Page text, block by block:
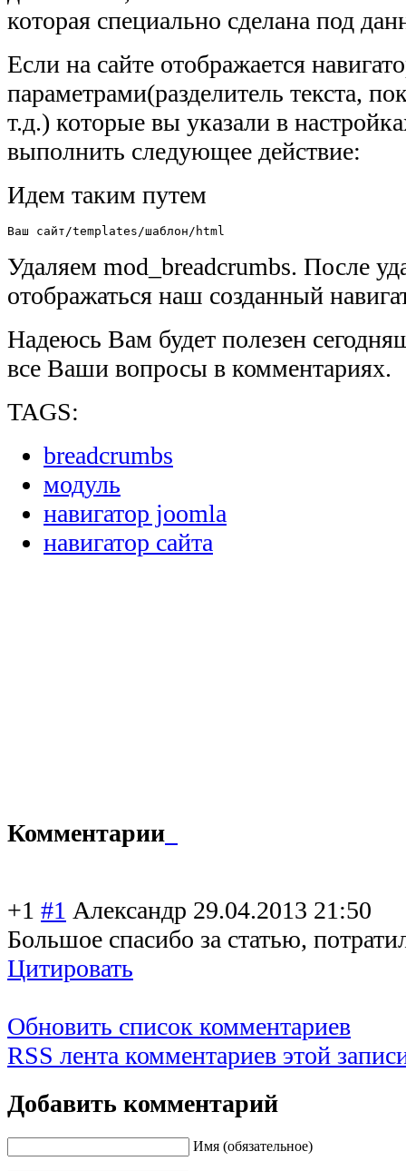
которая специально сделана под
Если на сайте отображается
параметрами(разделитель текста,
т.д.) которые вы указали в
выполнить следующее действие:
Идем таким путем
Ваш сайт/templates/шаблон/html
Удаляем mod_breadcrumbs. После
отображаться наш созданный
Надеюсь Вам будет полезен
все Ваши вопросы в комментариях.
TAGS:
breadcrumbs
модуль
навигатор joomla
навигатор сайта
Комментарии
+1 #1 Александр 29.04.2013 21:50
Большое спасибо за статью,
Цитировать
Обновить список комментариев
RSS лента комментариев этой
Добавить комментарий
Имя (обязательное)